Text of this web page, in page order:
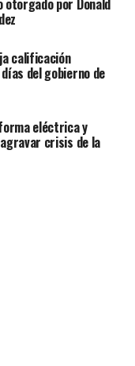
calificación
del gobierno de
eléctrica y
crisis de la